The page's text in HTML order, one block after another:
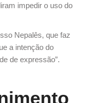
impedir o uso do
Nepalês, que faz
a intenção do
de expressão”.